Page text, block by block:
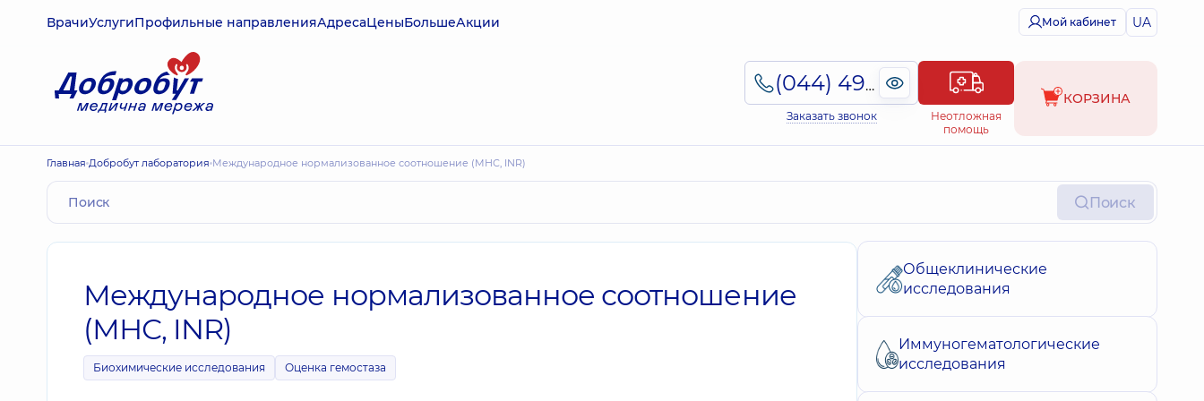
ВрачиУслугиПрофильные направленияАдресаЦеныБольшеАкции Мой кабинет UA
(044) 495-2-888
Заказать звонок
Неотложная
помощь
КОРЗИНА
Главная Добробут лаборатория Международное нормализованное соотношение (МНС, INR)
Поиск
Международное нормализованное соотношение
(МНС, INR)
Биохимические исследования Оценка гемостаза
Общеклинические
исследования
Иммуногематологические
исследования